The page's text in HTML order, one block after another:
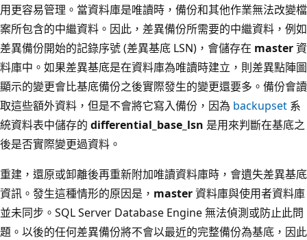
用更容易管理。當資料庫是唯讀時，備份和其他作業無法改變檔
案所包含的中繼資料。因此，差異備份所需要的中繼資料，例如
差異備份開始的記錄序號 (差異基底 LSN)，會儲存在 master資
料庫中。如果差異基底是在資料庫為唯讀時建立，則差異點陣圖
顯示的變更會比基底備份之後實際發生的變更還要多。備份會讀
取這些額外資料，但是不會將它寫入備份，因為 backupset 系
統資料表中儲存的 differential_base_lsn 是用來判斷在基底之
後是否實際變更過資料。
重建，還原或卸離後再重新附加唯讀資料庫時，會遺失差異基底
資訊。發生這種情形的原因是， master資料庫與使用者資料庫
並未同步。SQL Server Database Engine 無法偵測或防止此問
題。以後的任何差異備份將不會以最近的完整備份為基底，因此